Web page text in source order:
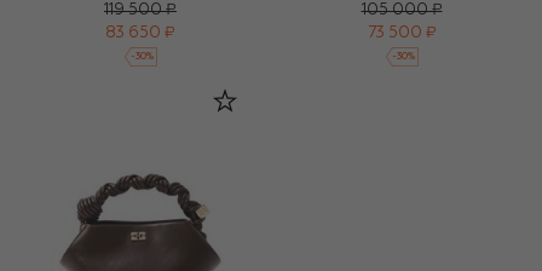
119 500 ₽
83 650 ₽
-30%
105 000 ₽
73 500 ₽
-30%